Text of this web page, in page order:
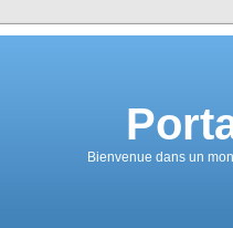
Bienvenue dans un